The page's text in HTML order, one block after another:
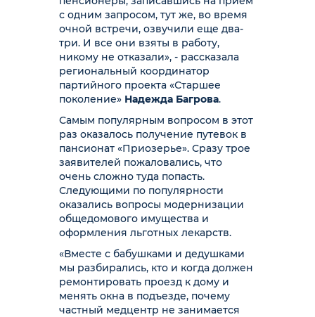
с одним запросом, тут же, во время
очной встречи, озвучили еще два-
три. И все они взяты в работу,
никому не отказали», - рассказала
региональный координатор
партийного проекта «Старшее
поколение» Надежда Багрова.
Самым популярным вопросом в этот
раз оказалось получение путевок в
пансионат «Приозерье». Сразу трое
заявителей пожаловались, что
очень сложно туда попасть.
Следующими по популярности
оказались вопросы модернизации
общедомового имущества и
оформления льготных лекарств.
«Вместе с бабушками и дедушками
мы разбирались, кто и когда должен
ремонтировать проезд к дому и
менять окна в подъезде, почему
частный медцентр не занимается